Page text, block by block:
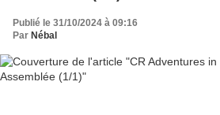
Publié le 31/10/2024 à 09:16
Par Nébal